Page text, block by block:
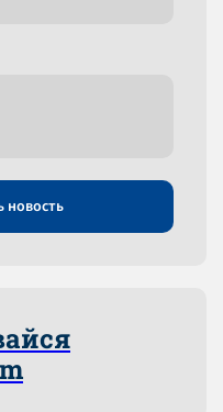
новость